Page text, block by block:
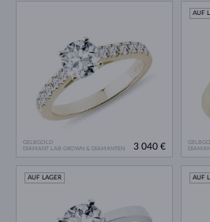
GELBGOLD
DIAMANT LAB GROWN & DIAMANTEN
3 040 €
AUF
AUF LAGER AUF